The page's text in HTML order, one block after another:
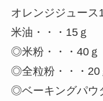
オレンジジュース
米油・・・15ｇ
◎米粉・・・40ｇ
◎全粒粉・・・20
◎ベーキングパウ